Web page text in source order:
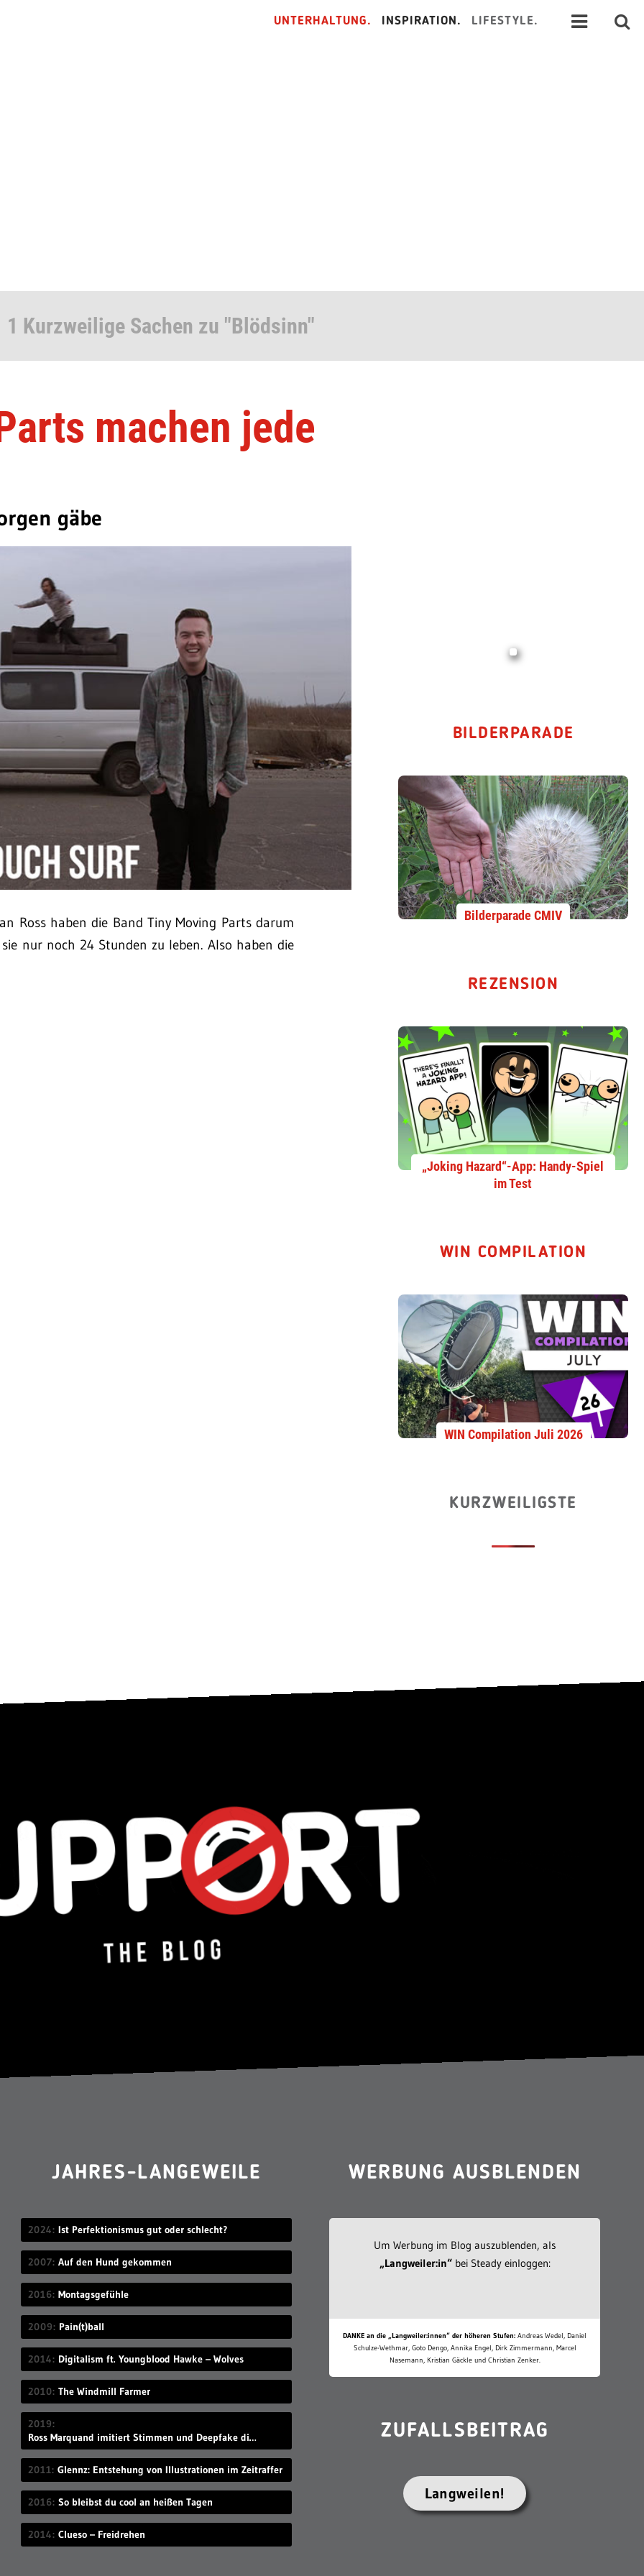
UNTERHALTUNG. INSPIRATION. LIFESTYLE.
1 Kurzweilige Sachen zu "Blödsinn"
machen jede
gäbe
Ross haben die Band Tiny Moving Parts darum
nur noch 24 Stunden zu leben. Also haben die
BILDERPARADE
Bilderparade CMIV
REZENSION
„Joking Hazard“-App: Handy-Spiel
im Test
WIN COMPILATION
WIN Compilation Juli 2026
KURZWEILIGSTE
JAHRES-LANGEWEILE
2024 Ist Perfektionismus gut oder schlecht?
2007 Auf den Hund gekommen
2016 Montagsgefühle
2009 Pain(t)ball
2014 Digitalism ft. Youngblood Hawke – Wolves
2010 The Windmill Farmer
2019
Ross Marquand imitiert Stimmen und Deepfake die passenden Gesichter
2011 Glennz: Entstehung von Illustrationen im Zeitraffer
2016 So bleibst du cool an heißen Tagen
2014 Clueso – Freidrehen
WERBUNG AUSBLENDEN
Um Werbung im Blog auszublenden, als
„Langweiler:in“bei Steady einloggen:
DANKE an die „Langweiler:innen“ der höheren Stufen: Andreas Wedel, Daniel
Schulze-Wethmar, Goto Dengo, Annika Engel, Dirk Zimmermann, Marcel
Nasemann, Kristian Gäckle und Christian Zenker.
ZUFALLSBEITRAG
Langweilen!